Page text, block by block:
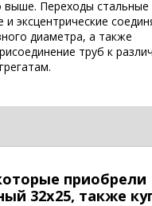
выше. Переходы стальные
и эксцентрические
диаметра, а также
труб к
32х25, также